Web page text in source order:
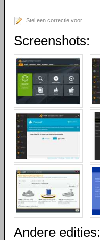
Stel een correctie voor
Screenshots:
Andere edities: